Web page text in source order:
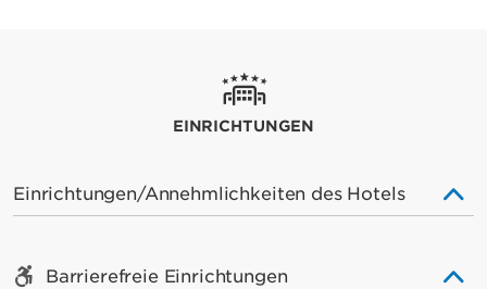
EINRICHTUNGEN
Einrichtungen/Annehmlichkeiten des Hotels
Barrierefreie Einrichtungen